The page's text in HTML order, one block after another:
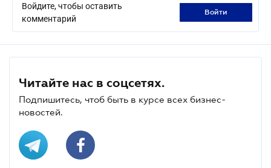
Войдите, чтобы оставить
комментарий
войти
Читайте нас в соцсетях.
Подпишитесь, чтоб быть в курсе всех бизнес-
новостей.